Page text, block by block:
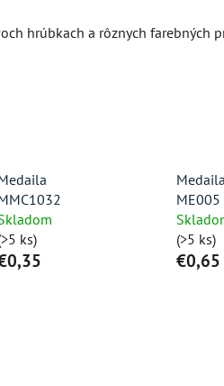
hrúbkach a rôznych farebných
ks)
Medaila
ME005
(>5 ks)
€0,65